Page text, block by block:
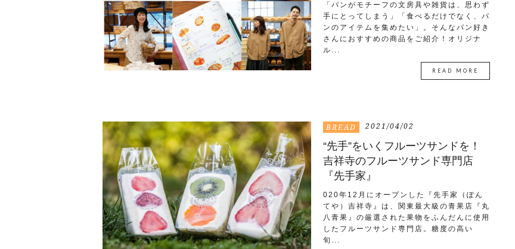
「パンがモチーフの文房具や雑貨は、思わず
手にとってしまう」「食べるだけでなく、パ
ンのアイテムを集めたい」。そんなパン好き
さんにおすすめの商品をご紹介！オリジナ
ル...
READ MORE
BREAD 2021/04/02
“先手”をいくフルーツサンドを！
吉祥寺のフルーツサンド専門店
『先手家』
020年12月にオープンした『先手家（ぽん
てや）吉祥寺』は、関東最大級の青果店『丸
八青果』の厳選された果物をふんだんに使用
したフルーツサンド専門店。糖度の高い
旬...